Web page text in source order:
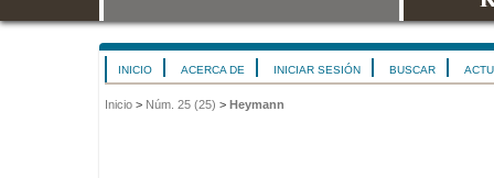
INICIO ACERCA DE INICIAR SESIÓN BUSCAR
Inicio > Núm. 25 (25) > Heymann